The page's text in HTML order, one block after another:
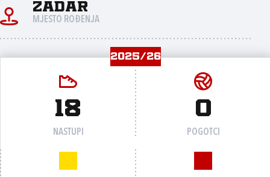
Zadar
MJESTO ROĐENJA
2025/26
18
NASTUPI
0
POGOTCI